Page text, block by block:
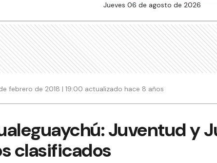
jueves 06 de agosto de 2026
febrero de 2018 | 19:00 actualizado hace 8 años
Juventud y
clasificados